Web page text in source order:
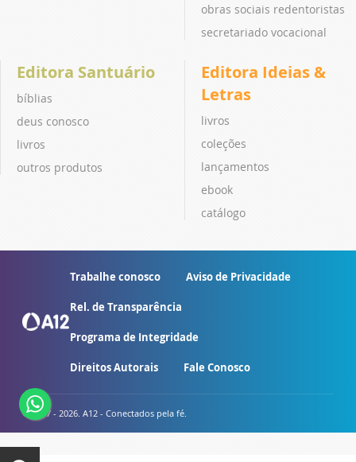
obras sociais redentoristas
secretariado vocacional
Editora Santuário
bíblias
deus conosco
livros
outros produtos
Editora Ideias &
Letras
livros
coleções
lançamentos
ebook
catálogo
Trabalhe conosco Aviso de Privacidade
Rel. de Transparência
Programa de Integridade
Direitos Autorais Fale Conosco
© 2007 - 2026. A12 - Conectados pela fé.